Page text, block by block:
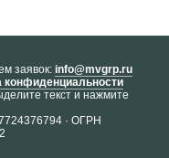
заявок: info@mvgrp.ru
конфиденциальности
текст и нажмите
· ОГРН